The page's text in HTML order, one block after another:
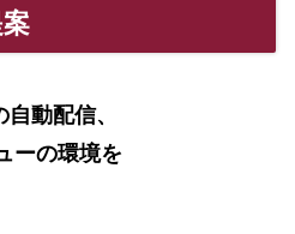
動配信、
ーの環境を